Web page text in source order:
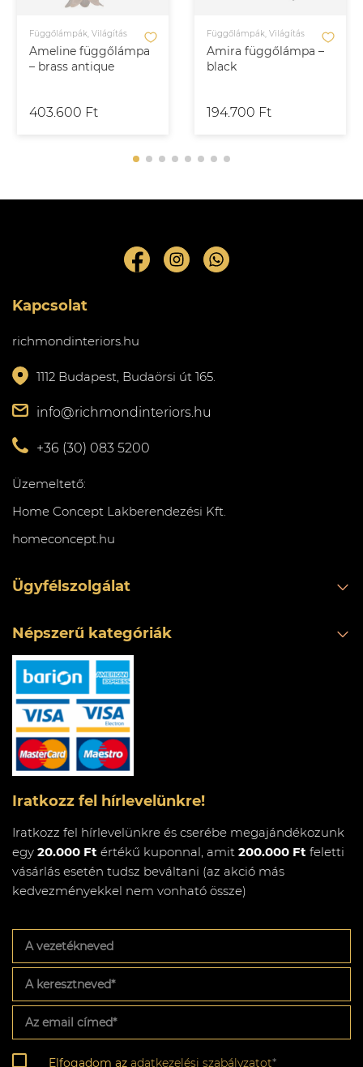
Ameline függőlámpa
– brass antique
Függőlámpák, Világítás
403.600 Ft
Amira függőlámpa –
black
Függőlámpák, Világítás
194.700 Ft
Kapcsolat
richmondinteriors.hu
1112 Budapest, Budaörsi út 165.
info@richmondinteriors.hu
+36 (30) 083 5200
Üzemeltető:
Home Concept Lakberendezési Kft.
homeconcept.hu
Ügyfélszolgálat
Népszerű kategóriák
Iratkozz fel hírlevelünkre!
Iratkozz fel hírlevelünkre és cserébe megajándékozunk
egy 20.000 Ft értékű kuponnal, amit 200.000 Ft feletti
vásárlás esetén tudsz beváltani (az akció más
kedvezményekkel nem vonható össze)
vezetékneved
keresztneved*
email
címed*
Adatkezelési
Elfogadom az adatkezelési szabályzatot*